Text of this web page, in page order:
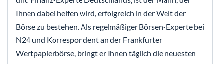
Ihnen dabei helfen wird, erfolgreich in der Welt der
Börse zu bestehen. Als regelmäßiger Börsen-Experte bei
N24 und Korrespondent an der Frankfurter
Wertpapierbörse, bringt er Ihnen täglich die neuesten